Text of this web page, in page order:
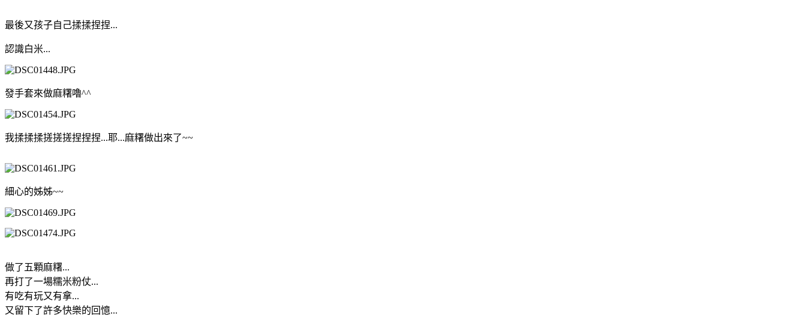
最後又孩子自己揉揉捏捏...
認識白米...
發手套來做麻糬嚕^^
我揉揉揉搓搓搓捏捏捏...耶...麻糬做出來了~~
細心的姊姊~~
做了五顆麻糬...
再打了一場糯米粉仗...
有吃有玩又有拿...
又留下了許多快樂的回憶...